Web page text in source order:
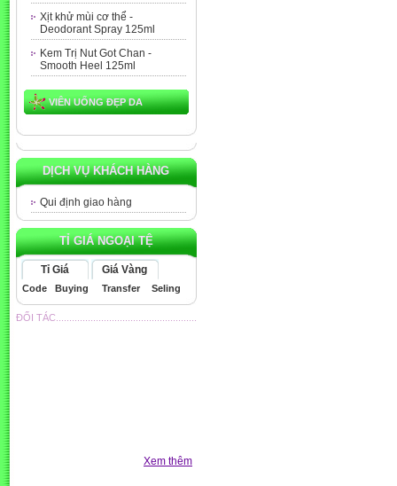
Xịt khử mùi cơ thể -
Deodorant Spray 125ml
Kem Trị Nut Got Chan -
Smooth Heel 125ml
VIÊN UỐNG ĐẸP DA
DỊCH VỤ KHÁCH HÀNG
Qui định giao hàng
TỈ GIÁ NGOẠI TỆ
Tỉ Giá Giá Vàng
Code Buying Transfer Seling
ĐỐI TÁC.....................................................
Xem thêm